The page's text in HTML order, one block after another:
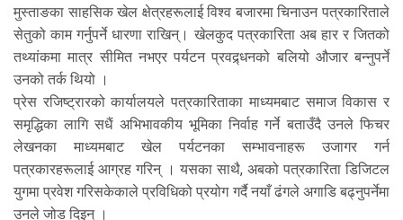
मुस्ताङका साहसिक खेल क्षेत्रहरूलाई विश्व बजारमा चिनाउन पत्रकारिताले
सेतुको काम गर्नुपर्ने धारणा राखिन्। खेलकुद पत्रकारिता अब हार र जितको
तथ्यांकमा मात्र सीमित नभएर पर्यटन प्रवद्र्धनको बलियो औजार बन्नुपर्ने
उनको तर्क थियो ।
प्रेस रजिष्ट्रारको कार्यालयले पत्रकारिताका माध्यमबाट समाज विकास र
समृद्धिका लागि सधैं अभिभावकीय भूमिका निर्वाह गर्ने बताउँदै उनले फिचर
लेखनका माध्यमबाट खेल पर्यटनका सम्भावनाहरू उजागर गर्न
पत्रकारहरूलाई आग्रह गरिन् । यसका साथै, अबको पत्रकारिता डिजिटल
युगमा प्रवेश गरिसकेकाले प्रविधिको प्रयोग गर्दै नयाँ ढंगले अगाडि बढ्नुपर्नेमा
उनले जोड दिइन् ।